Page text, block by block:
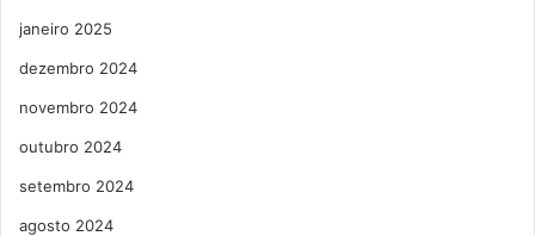
janeiro 2025
dezembro 2024
novembro 2024
outubro 2024
setembro 2024
agosto 2024